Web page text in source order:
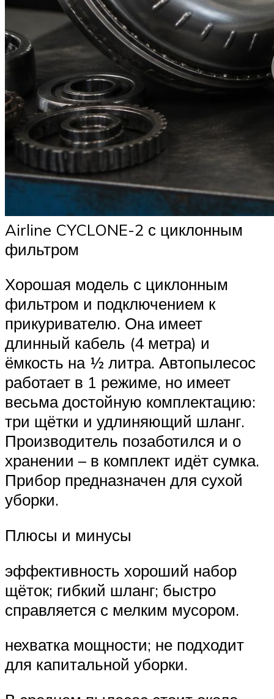
Airline CYCLONE-2 с циклонным
фильтром
Хорошая модель с циклонным
фильтром и подключением к
прикуривателю. Она имеет
длинный кабель (4 метра) и
ёмкость на ½ литра. Автопылесос
работает в 1 режиме, но имеет
весьма достойную комплектацию:
три щётки и удлиняющий шланг.
Производитель позаботился и о
хранении – в комплект идёт сумка.
Прибор предназначен для сухой
уборки.
Плюсы и минусы
эффективность хороший набор
щёток; гибкий шланг; быстро
справляется с мелким мусором.
нехватка мощности; не подходит
для капитальной уборки.